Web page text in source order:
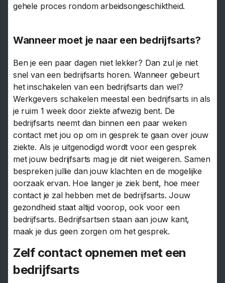
gehele proces rondom arbeidsongeschiktheid.
Wanneer moet je naar een bedrijfsarts?
Ben je een paar dagen niet lekker? Dan zul je niet
snel van een bedrijfsarts horen. Wanneer gebeurt
het inschakelen van een bedrijfsarts dan wel?
Werkgevers schakelen meestal een bedrijfsarts in als
je ruim 1 week door ziekte afwezig bent. De
bedrijfsarts neemt dan binnen een paar weken
contact met jou op om in gesprek te gaan over jouw
ziekte. Als je uitgenodigd wordt voor een gesprek
met jouw bedrijfsarts mag je dit niet weigeren. Samen
bespreken jullie dan jouw klachten en de mogelijke
oorzaak ervan. Hoe langer je ziek bent, hoe meer
contact je zal hebben met de bedrijfsarts. Jouw
gezondheid staat altijd voorop, ook voor een
bedrijfsarts. Bedrijfsartsen staan aan jouw kant,
maak je dus geen zorgen om het gesprek.
Zelf contact opnemen met een
bedrijfsarts